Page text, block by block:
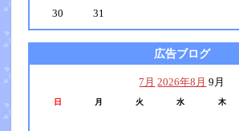
30
31
広告ブログ
7月 2026年8月 9月
日 月 火 水 木